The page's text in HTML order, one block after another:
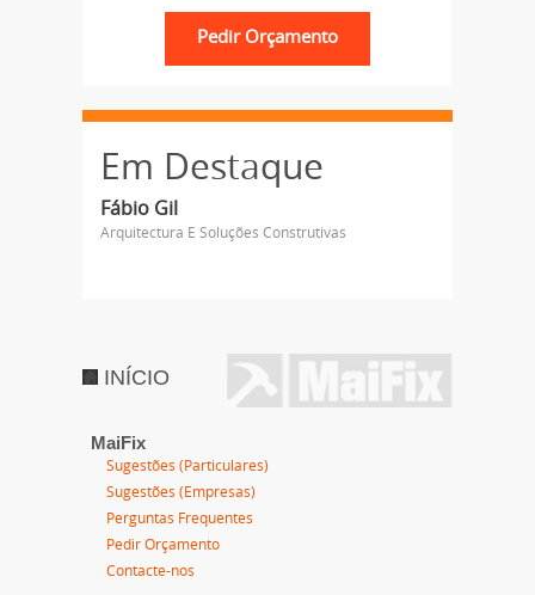
Em Destaque
Fábio Gil
Arquitectura E Soluções Construtivas
INÍCIO
MaiFix
Sugestões (Particulares)
Sugestões (Empresas)
Perguntas Frequentes
Pedir Orçamento
Contacte-nos